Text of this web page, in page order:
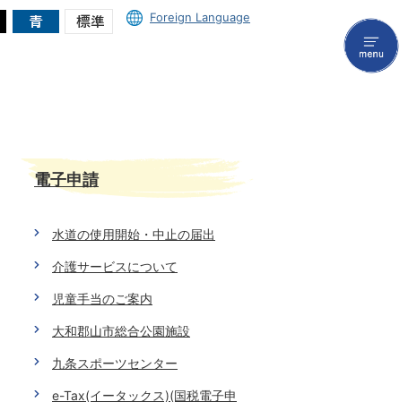
Foreign Language
電子申請
水道の使用開始・中止の届出
介護サービスについて
児童手当のご案内
大和郡山市総合公園施設
九条スポーツセンター
e-Tax(イータックス)(国税電子申